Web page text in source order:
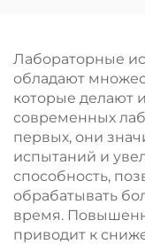
Лабораторные
обладают
которые делают
современных
первых, они
испытаний и
способность,
обрабатывать
время.
приводит к